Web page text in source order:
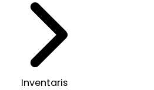
Inventaris